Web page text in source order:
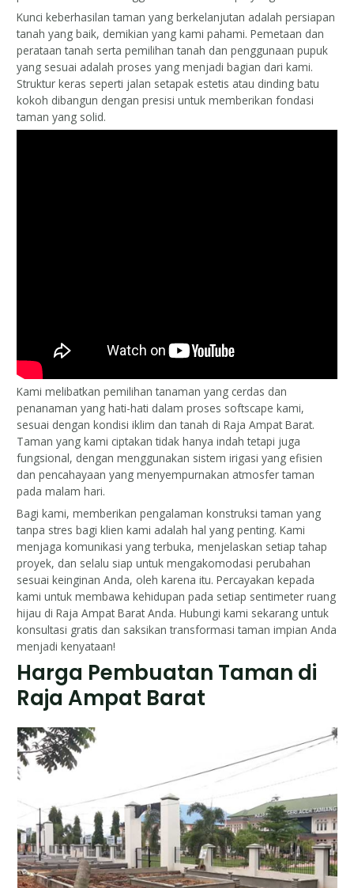
Kunci keberhasilan taman yang berkelanjutan adalah persiapan
tanah yang baik, demikian yang kami pahami. Pemetaan dan
perataan tanah serta pemilihan tanah dan penggunaan pupuk
yang sesuai adalah proses yang menjadi bagian dari kami.
Struktur keras seperti jalan setapak estetis atau dinding batu
kokoh dibangun dengan presisi untuk memberikan fondasi
taman yang solid.
Kami melibatkan pemilihan tanaman yang cerdas dan
penanaman yang hati-hati dalam proses softscape kami,
sesuai dengan kondisi iklim dan tanah di Raja Ampat Barat.
Taman yang kami ciptakan tidak hanya indah tetapi juga
fungsional, dengan menggunakan sistem irigasi yang efisien
dan pencahayaan yang menyempurnakan atmosfer taman
pada malam hari.
Bagi kami, memberikan pengalaman konstruksi taman yang
tanpa stres bagi klien kami adalah hal yang penting. Kami
menjaga komunikasi yang terbuka, menjelaskan setiap tahap
proyek, dan selalu siap untuk mengakomodasi perubahan
sesuai keinginan Anda, oleh karena itu. Percayakan kepada
kami untuk membawa kehidupan pada setiap sentimeter ruang
hijau di Raja Ampat Barat Anda. Hubungi kami sekarang untuk
konsultasi gratis dan saksikan transformasi taman impian Anda
menjadi kenyataan!
Harga Pembuatan Taman di
Raja Ampat Barat